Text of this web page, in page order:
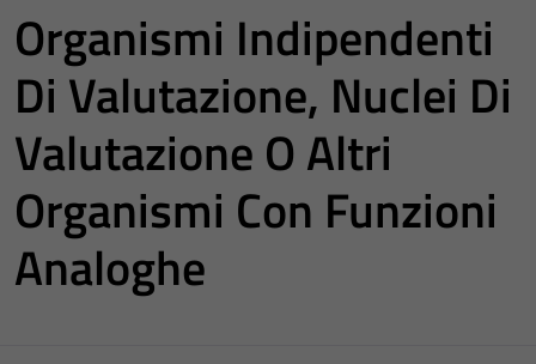
Organismi Indipendenti
Di Valutazione, Nuclei Di
Valutazione O Altri
Organismi Con Funzioni
Analoghe